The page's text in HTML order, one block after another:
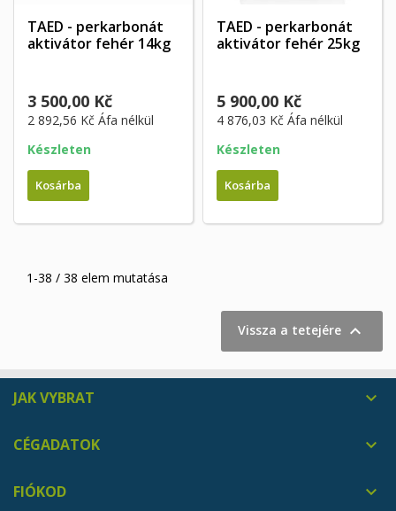
TAED - perkarbonát
aktivátor fehér 14kg
3 500,00 Kč
2 892,56 Kč Áfa nélkül
Készleten
Kosárba
TAED - perkarbonát
aktivátor fehér 25kg
5 900,00 Kč
4 876,03 Kč Áfa nélkül
Készleten
Kosárba
1-38 / 38 elem mutatása
Vissza a tetejére 
JAK VYBRAT 
CÉGADATOK 
FIÓKOD 